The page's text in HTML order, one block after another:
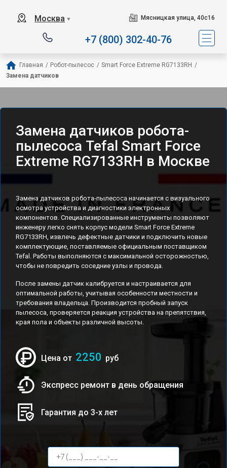
Москва ▼ Мясницкая улица, 40с16
+7 (800) 302-40-76
Главная / Робот-пылесос / Smart Force Extreme RG7133RH /
Замена датчиков
Замена датчиков робота-
пылесоса Tefal Smart Force
Extreme RG7133RH в Москве
Замена датчиков робота-пылесоса начинается с визуального
осмотра устройства и диагностики электронных
компонентов. Специализированные инструменты позволяют
инженеру легко снять корпус модели Smart Force Extreme
RG7133RH, извлечь дефектные датчики и подключить новые
комплектующие, поставляемые официальным поставщиком
Tefal. Работы выполняются с максимальной осторожностью,
чтобы не повредить соседние узлы и провода.
После замены датчик калибруется и настраивается для
оптимальной работы, учитывая особенности местности и
требования владельца. Производится пробный запуск
пылесоса, проверяется реакция устройства на препятствия,
края пола и объекты различной высоты.
Цена от 2250 руб
Экспресс ремонт в день обращения
Гарантия до 3-х лет